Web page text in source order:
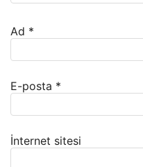
Ad *
E-posta *
İnternet sitesi